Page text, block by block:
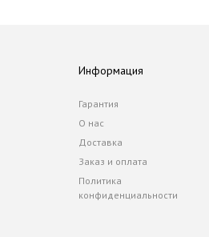
Информация
Гарантия
О нас
Доставка
Заказ и оплата
Политика
конфиденциальности